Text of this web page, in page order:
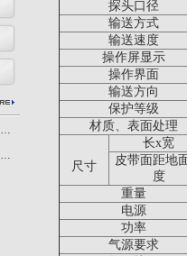
自动检重秤配喷码机的特点与应用
高速自动检重秤的工艺原理：守护产品质量的幕后力量
探头口径
输送方式
输送速度
操作屏显示
操作界面
输送方向
保护等级
材质、表面处理
尺寸
长x宽
皮带面距地
度
重量
电源
功率
气源要求